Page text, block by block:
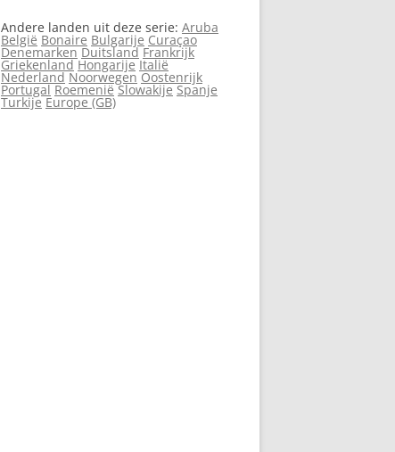
Andere landen uit deze serie: Aruba
België Bonaire Bulgarije Curaçao
Denemarken Duitsland Frankrijk
Griekenland Hongarije Italië
Nederland Noorwegen Oostenrijk
Portugal Roemenië Slowakije Spanje
Turkije Europe (GB)